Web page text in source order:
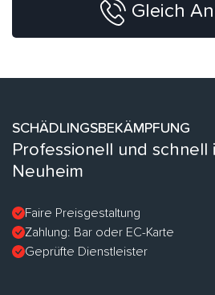
Gleich
SCHÄDLINGSBEKÄMPFUNG
Professionell und schnell
Neuheim
Faire Preisgestaltung
Zahlung: Bar oder EC-Karte
Geprüfte Dienstleister